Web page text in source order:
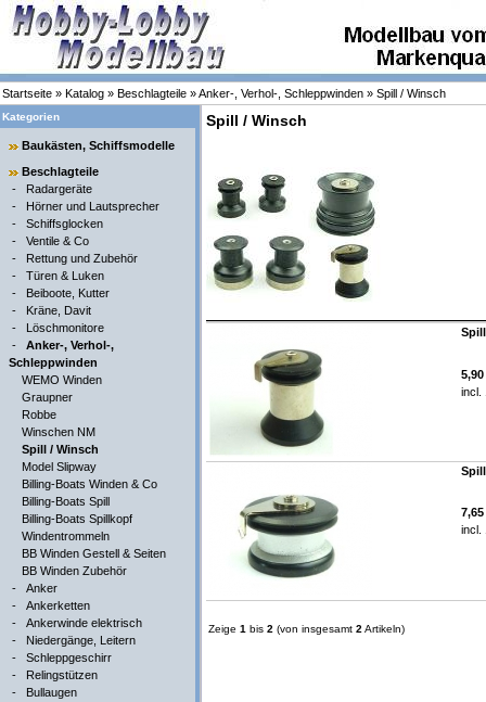
Startseite » Katalog » Beschlagteile »Anker-, Verhol-, Schleppwinden » Spill / Winsch
Kategorien
Baukästen, Schiffsmodelle
Beschlagteile
- Radargeräte
- Hörner und Lautsprecher
- Schiffsglocken
- Ventile & Co
- Rettung und Zubehör
- Türen & Luken
- Beiboote, Kutter
- Kräne, Davit
- Löschmonitore
- Anker-, Verhol-,
Schleppwinden
WEMO Winden
Graupner
Robbe
Winschen NM
Spill / Winsch
Model Slipway
Billing-Boats Winden & Co
Billing-Boats Spill
Billing-Boats Spillkopf
Windentrommeln
BB Winden Gestell & Seiten
BB Winden Zubehör
- Anker
- Ankerketten
- Ankerwinde elektrisch
- Niedergänge, Leitern
- Schleppgeschirr
- Relingstützen
- Bullaugen
Spill / Winsch
incl.
incl.
Zeige 1 bis 2 (von insgesamt 2 Artikeln)